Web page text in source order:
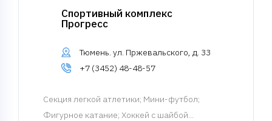
Спортивный комплекс
Прогресс
Тюмень. ул. Пржевальского, д. 33
+7 (3452) 48-48-57
Cекция легкой атлетики; Мини-футбол;
Фигурное катание; Хоккей с шайбой...